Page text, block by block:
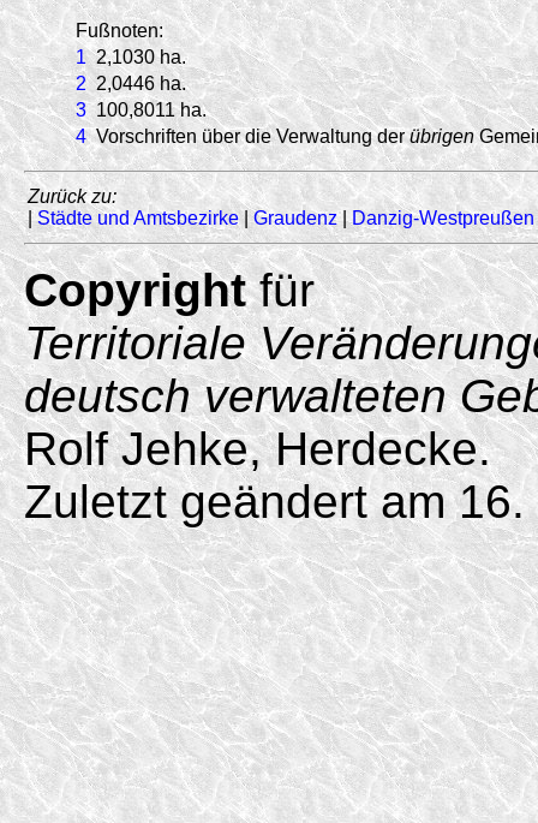
Fußnoten:
1 2,1030 ha.
2 2,0446 ha.
3 100,8011 ha.
4 Vorschriften über die Verwaltung derübrigen
Zurück zu:
|Städte und Amtsbezirke |Graudenz|Danzig-Westpreußen
Copyrightfür
Territoriale
deutsch verwalteten
Rolf Jehke, Herdecke.
Zuletzt geändert am